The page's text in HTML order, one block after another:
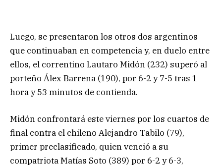
Luego, se presentaron los otros dos argentinos
que continuaban en competencia y, en duelo entre
ellos, el correntino Lautaro Midón (232) superó al
porteño Álex Barrena (190), por 6-2 y 7-5 tras 1
hora y 53 minutos de contienda.
Midón confrontará este viernes por los cuartos de
final contra el chileno Alejandro Tabilo (79),
primer preclasificado, quien venció a su
compatriota Matías Soto (389) por 6-2 y 6-3,